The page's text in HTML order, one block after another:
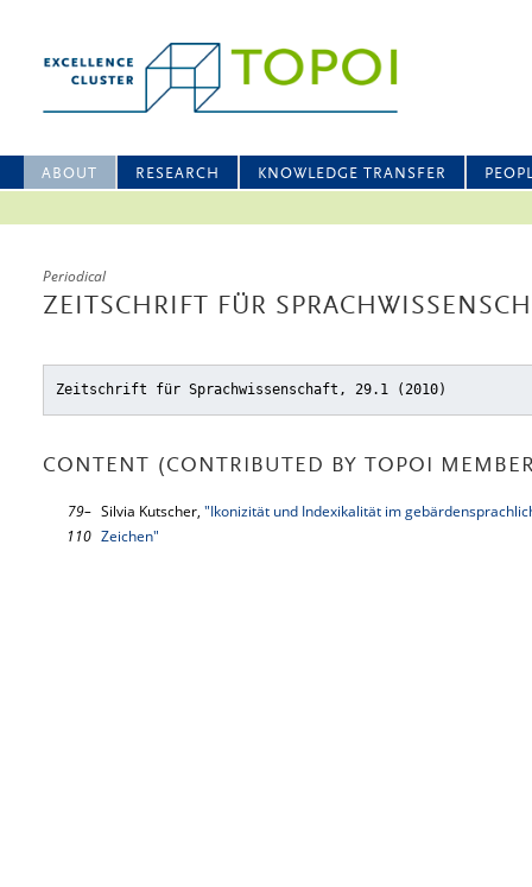
ABOUT RESEARCH KNOWLEDGE TRANSFER
Periodical
ZEITSCHRIFT FÜR
Zeitschrift für Sprachwissenschaft, 29.1 (2010)
CONTENT (CONTRIBUTED BY TOPOI
79–
110
Silvia Kutscher, "Ikonizität und Indexikalität im
Zeichen"